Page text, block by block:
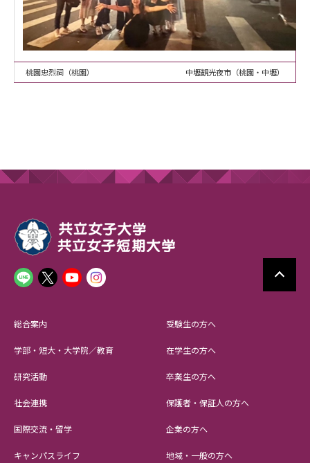
桃園忠烈祠（桃園） 中壢観光夜市（桃園・中壢）
総合案内
学部・短大・大学院／教育
研究活動
社会連携
国際交流・留学
キャンパスライフ
受験生の方へ
在学生の方へ
卒業生の方へ
保護者・保証人の方へ
企業の方へ
地域・一般の方へ